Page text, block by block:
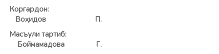
Коргардон:
Воҳидов П.
Масъули тартиб:
Боймамадова Г.